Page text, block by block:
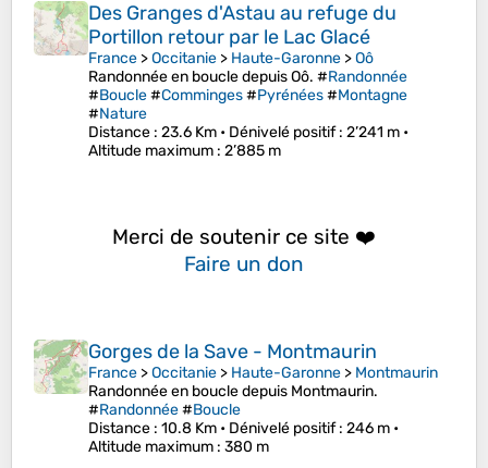
Des Granges d'Astau au refuge du
Portillon retour par le Lac Glacé
France >Occitanie > Haute-Garonne >Oô
Randonnée en boucle depuis Oô. #Randonnée
#Boucle#Comminges#Pyrénées#Montagne
#Nature
Distance : 23.6 Km • Dénivelé positif: 2’241 m •
Altitude maximum : 2’885 m
Merci de soutenir ce site ❤️
Faire un don
Gorges de la Save - Montmaurin
France >Occitanie > Haute-Garonne > Montmaurin
Randonnée en boucle depuis Montmaurin.
#Randonnée#Boucle
Distance : 10.8 Km • Dénivelé positif: 246 m •
Altitude maximum : 380 m